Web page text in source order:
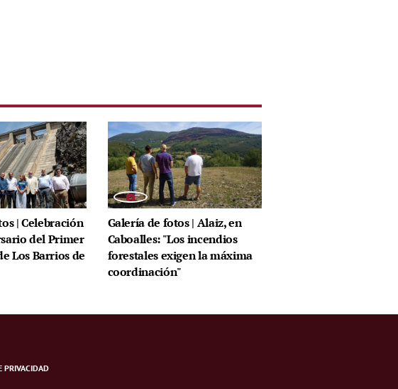
| Celebración
del Primer
Los Barrios de
Galería de fotos | Alaiz, en
Caboalles: "Los incendios
forestales exigen la máxima
coordinación"
PRIVACIDAD